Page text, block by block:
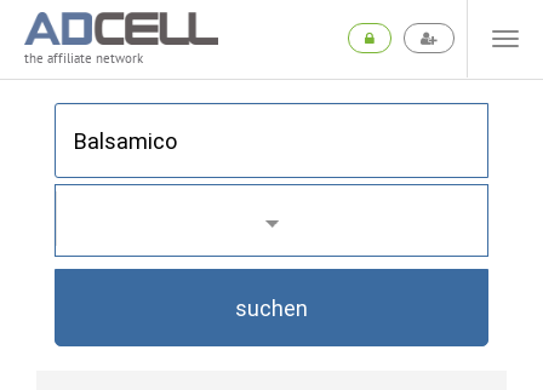
the affiliate network
suchen